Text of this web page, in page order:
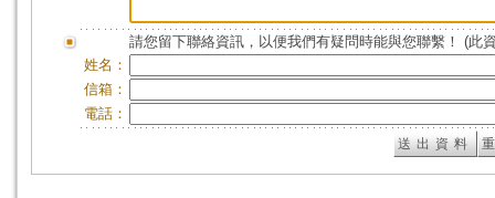
請您留下聯絡資訊，以便我們有疑問時能與您聯繫！ (此
姓名：
信箱：
電話：